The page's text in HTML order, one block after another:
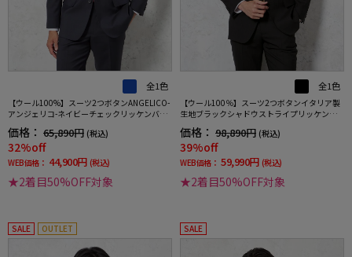
全1色
【ウール100%】スーツ2つボタンANGELICO-
アンジェリコ-ネイビーチェックリッケンバッ
カー通年
価格： 65,890円 (税込)
32%off
WEB価格： 44,900円 (税込)
★2着目50%OFF対象
全1色
【ウール100％】スーツ2つボタンイタリア製
生地ブラックシャドウストライプリッケンバ
ッカーホワイト
価格： 98,890円 (税込)
39%off
WEB価格： 59,990円 (税込)
★2着目50%OFF対象
SALE OUTLET SALE